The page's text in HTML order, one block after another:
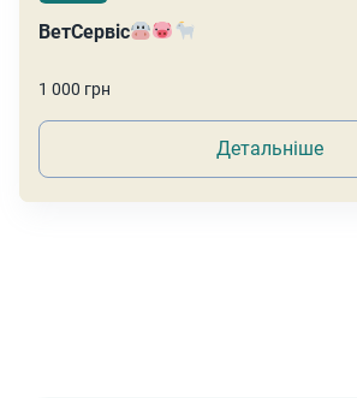
ВетСервіс
1 000 грн
Детальніше